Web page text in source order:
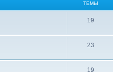
ТЕМЫ
19
23
19